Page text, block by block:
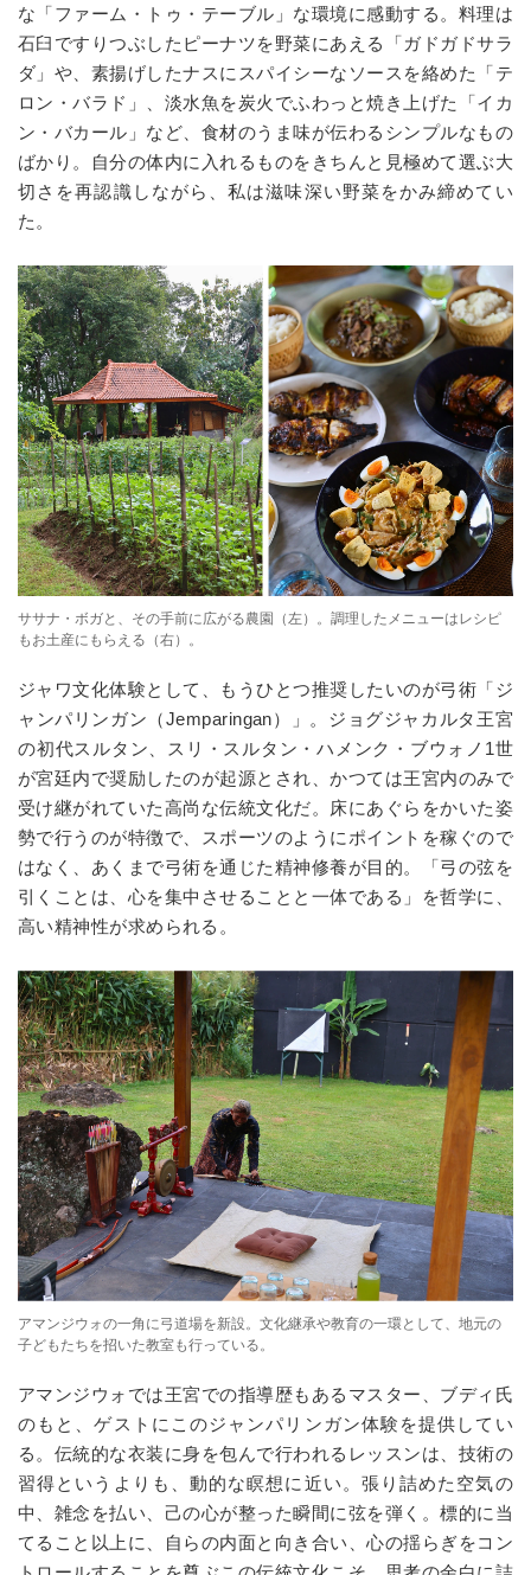
な「ファーム・トゥ・テーブル」な環境に感動する。料理は
石臼ですりつぶしたピーナツを野菜にあえる「ガドガドサラ
ダ」や、素揚げしたナスにスパイシーなソースを絡めた「テ
ロン・バラド」、淡水魚を炭火でふわっと焼き上げた「イカ
ン・バカール」など、食材のうま味が伝わるシンプルなもの
ばかり。自分の体内に入れるものをきちんと見極めて選ぶ大
切さを再認識しながら、私は滋味深い野菜をかみ締めてい
た。
ササナ・ボガと、その手前に広がる農園（左）。調理したメニューはレシピ
もお土産にもらえる（右）。
ジャワ文化体験として、もうひとつ推奨したいのが弓術「ジ
ャンパリンガン（Jemparingan）」。ジョグジャカルタ王宮
の初代スルタン、スリ・スルタン・ハメンク・ブウォノ 1世
が宮廷内で奨励したのが起源とされ、かつては王宮内のみで
受け継がれていた高尚な伝統文化だ。床にあぐらをかいた姿
勢で行うのが特徴で、スポーツのようにポイントを稼ぐので
はなく、あくまで弓術を通じた精神修養が目的。「弓の弦を
引くことは、心を集中させることと一体である」を哲学に、
高い精神性が求められる。
アマンジウォの一角に弓道場を新設。文化継承や教育の一環として、地元の
子どもたちを招いた教室も行っている。
アマンジウォでは王宮での指導歴もあるマスター、ブディ氏
のもと、ゲストにこのジャンパリンガン体験を提供してい
る。伝統的な衣装に身を包んで行われるレッスンは、技術の
習得というよりも、動的な瞑想に近い。張り詰めた空気の
中、雑念を払い、己の心が整った瞬間に弦を弾く。標的に当
てること以上に、自らの内面と向き合い、心の揺らぎをコン